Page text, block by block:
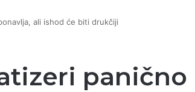
ali ishod će biti drukčiji
panično